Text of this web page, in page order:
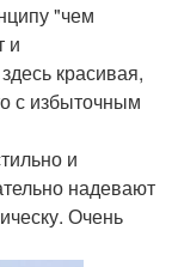
"чем
и
красивая,
с избыточным
и
надевают
Очень